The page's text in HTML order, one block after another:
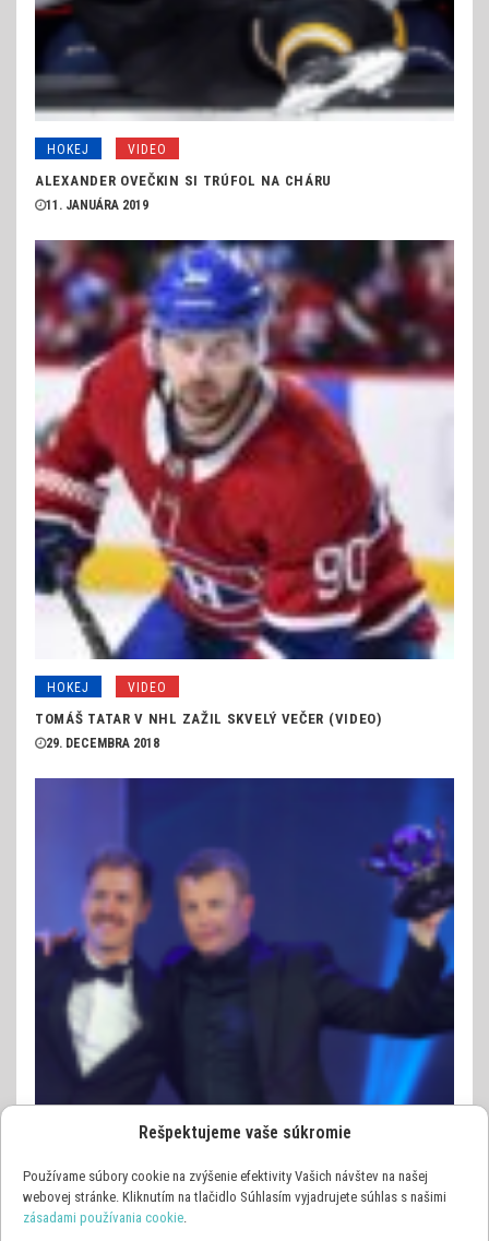
Rešpektujeme vaše súkromie
Používame súbory cookie na zvýšenie efektivity Vašich návštev na našej
webovej stránke. Kliknutím na tlačidlo Súhlasím vyjadrujete súhlas s našimi
zásadami používania cookie.
HOKEJ VIDEO
ALEXANDER OVEČKIN SI TRÚFOL NA CHÁRU
11. JANUÁRA 2019
HOKEJ VIDEO
TOMÁŠ TATAR V NHL ZAŽIL SKVELÝ VEČER (VIDEO)
29. DECEMBRA 2018
OSTATNÉ ŠPORTY